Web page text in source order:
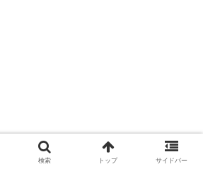
検索 トップ サイドバー